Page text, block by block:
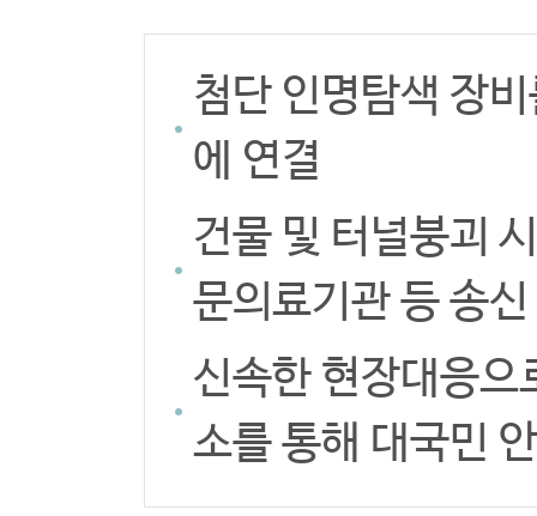
첨단 인명탐색 장
에 연결
건물 및 터널붕괴
문의료기관 등 송신
신속한 현장대응으
소를 통해 대국민